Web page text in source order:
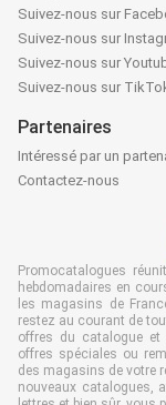
Suivez-nous sur
Suivez-nous sur
Suivez-nous sur
Suivez-nous sur
Partenaires
Intéressé par un
Contactez-nous
Promocatalogues
hebdomadaires en
les magasins de
restez au courant de
offres du catalogue
offres spéciales ou
des magasins de votre
nouveaux catalogues,